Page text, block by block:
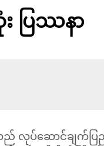
ပြဿနာ
သည် လုပ်ဆောင်ချ